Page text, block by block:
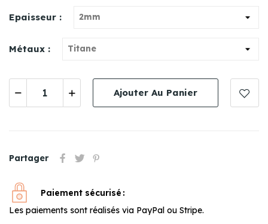
Epaisseur :
Métaux :
Ajouter Au Panier
Partager
Paiement sécurisé
Les paiements sont réalisés via PayPal ou Stripe.